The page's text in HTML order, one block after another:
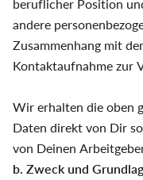
beruflicher Position
andere
Zusammenhang mit
Kontaktaufnahme zur
Wir erhalten die oben
Daten direkt von Dir
von Deinen
b. Zweck und